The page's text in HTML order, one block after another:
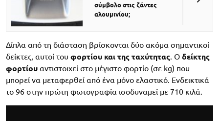
σύμβολο στις ζάντες
αλουμινίου;
Δίπλα από τη διάσταση βρίσκονται δύο ακόμα σημαντικοί
δείκτες, αυτοί του φορτίου και της ταχύτητας . Ο δείκτης
φορτίου αντιστοιχεί στο μέγιστο φορτίο (σε kg) που
μπορεί να μεταφερθεί από ένα μόνο ελαστικό. Ενδεικτικά
το 96 στην πρώτη φωτογραφία ισοδυναμεί με 710 κιλά.